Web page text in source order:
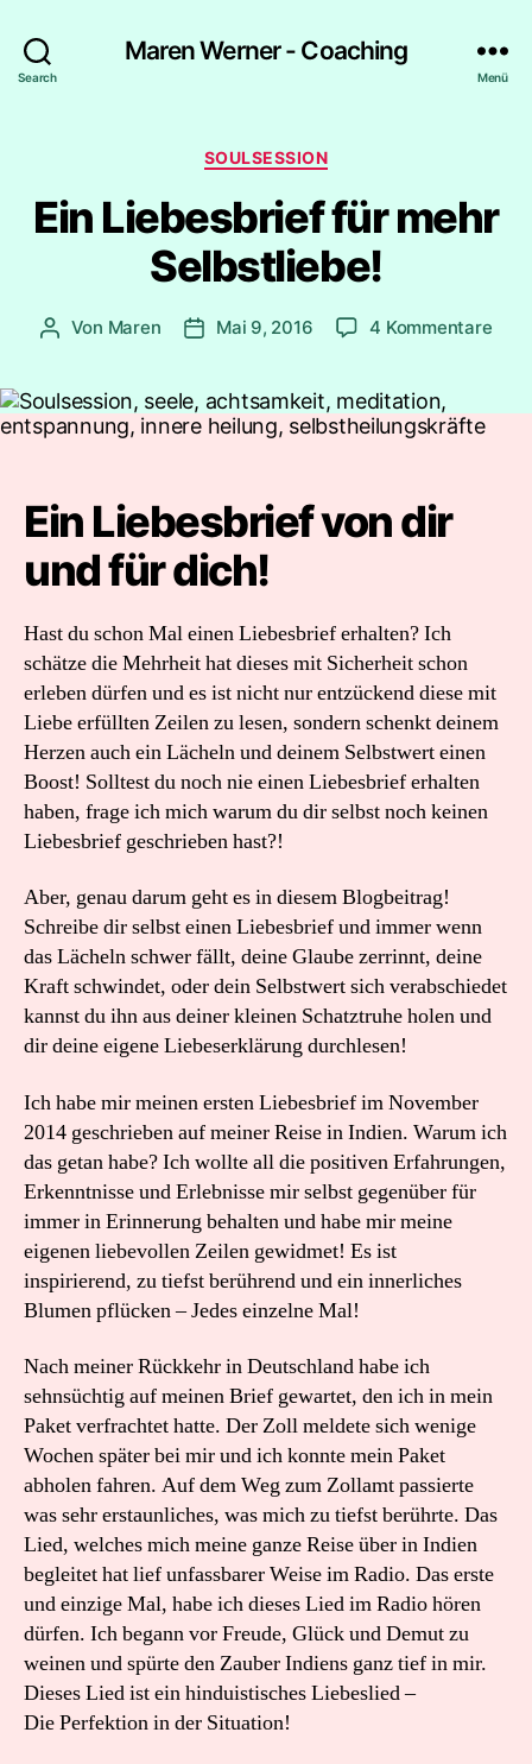
Search
Maren Werner - Coaching
Menü
Kategorien
SOULSESSION
Ein Liebesbrief für mehr
Selbstliebe!
Beitragsautor
Von Maren Beitragsdatum
Mai 9, 2016 4 Kommentarezu
Ein Liebesbrief von dir
und für dich!
Hast du schon Mal einen Liebesbrief erhalten? Ich
schätze die Mehrheit hat dieses mit Sicherheit schon
erleben dürfen und es ist nicht nur entzückend diese mit
Liebe erfüllten Zeilen zu lesen, sondern schenkt deinem
Herzen auch ein Lächeln und deinem Selbstwert einen
Boost! Solltest du noch nie einen Liebesbrief erhalten
haben, frage ich mich warum du dir selbst noch keinen
Liebesbrief geschrieben hast?!
Aber, genau darum geht es in diesem Blogbeitrag!
Schreibe dir selbst einen Liebesbrief und immer wenn
das Lächeln schwer fällt, deine Glaube zerrinnt, deine
Kraft schwindet, oder dein Selbstwert sich verabschiedet
kannst du ihn aus deiner kleinen Schatztruhe holen und
dir deine eigene Liebeserklärung durchlesen!
Ich habe mir meinen ersten Liebesbrief im November
2014 geschrieben auf meiner Reise in Indien. Warum ich
das getan habe? Ich wollte all die positiven Erfahrungen,
Erkenntnisse und Erlebnisse mir selbst gegenüber für
immer in Erinnerung behalten und habe mir meine
eigenen liebevollen Zeilen gewidmet! Es ist
inspirierend, zu tiefst berührend und ein innerliches
Blumen pflücken – Jedes einzelne Mal!
Nach meiner Rückkehr in Deutschland habe ich
sehnsüchtig auf meinen Brief gewartet, den ich in mein
Paket verfrachtet hatte. Der Zoll meldete sich wenige
Wochen später bei mir und ich konnte mein Paket
abholen fahren. Auf dem Weg zum Zollamt passierte
was sehr erstaunliches, was mich zu tiefst berührte. Das
Lied, welches mich meine ganze Reise über in Indien
begleitet hat lief unfassbarer Weise im Radio. Das erste
und einzige Mal, habe ich dieses Lied im Radio hören
dürfen. Ich begann vor Freude, Glück und Demut zu
weinen und spürte den Zauber Indiens ganz tief in mir.
Dieses Lied ist ein hinduistisches Liebeslied –
Die Perfektion in der Situation!